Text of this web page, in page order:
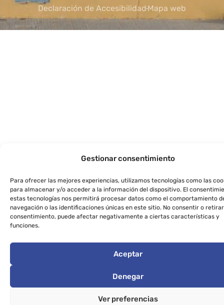
Gestionar consentimiento
Para ofrecer las mejores experiencias, utilizamos tecnologías como las
para almacenar y/o acceder a la información del dispositivo. El
estas tecnologías nos permitirá procesar datos como el comportamiento
navegación o las identificaciones únicas en este sitio. No consentir o
consentimiento, puede afectar negativamente a ciertas características y
funciones.
Aceptar
Denegar
Ver preferencias
Declaración de Accesibilidad Mapa web